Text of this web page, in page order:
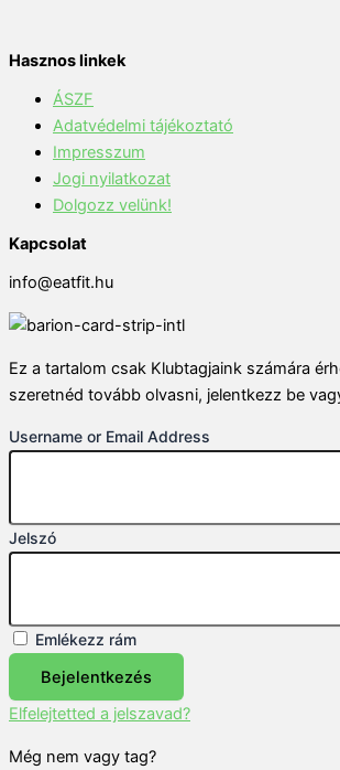
Hasznos linkek
ÁSZF
Adatvédelmi tájékoztató
Impresszum
Jogi nyilatkozat
Dolgozz velünk!
Kapcsolat
info@eatfit.hu
Ez a tartalom csak Klubtagjaink számára
szeretnéd tovább olvasni, jelentkezz be
Username or Email Address
Jelszó
Emlékezz rám
Bejelentkezés
Elfelejtetted a jelszavad?
Még nem vagy tag?